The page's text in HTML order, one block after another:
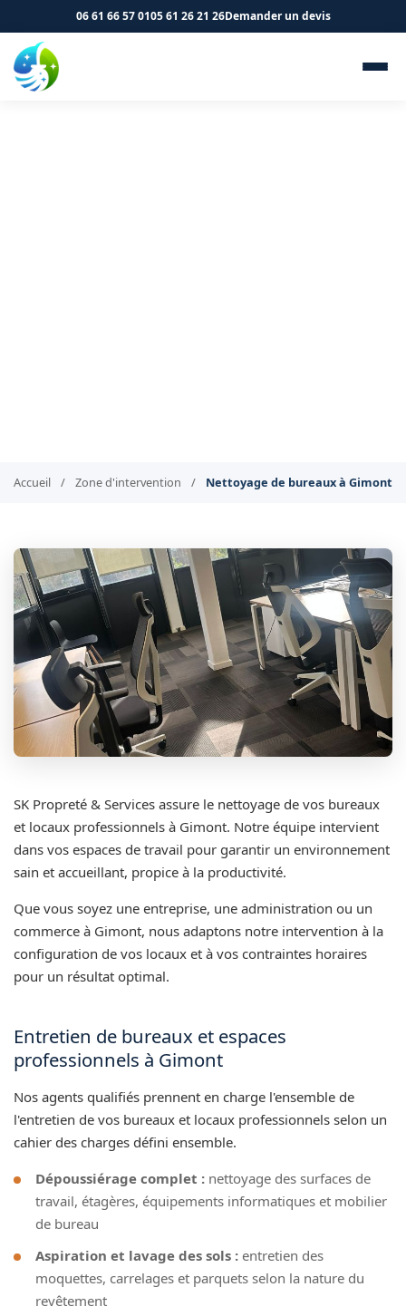
06 61 66 57 0105 61 26 21 26Demander un devis
Accueil / Zone d'intervention / Nettoyage de bureaux à Gimont
SK Propreté & Services assure le nettoyage de vos bureaux
et locaux professionnels à Gimont. Notre équipe intervient
dans vos espaces de travail pour garantir un environnement
sain et accueillant, propice à la productivité.
Que vous soyez une entreprise, une administration ou un
commerce à Gimont, nous adaptons notre intervention à la
configuration de vos locaux et à vos contraintes horaires
pour un résultat optimal.
Entretien de bureaux et espaces
professionnels à Gimont
Nos agents qualifiés prennent en charge l'ensemble de
l'entretien de vos bureaux et locaux professionnels selon un
cahier des charges défini ensemble.
Dépoussiérage complet : nettoyage des surfaces de
travail, étagères, équipements informatiques et mobilier
de bureau
Aspiration et lavage des sols : entretien des
moquettes, carrelages et parquets selon la nature du
revêtement